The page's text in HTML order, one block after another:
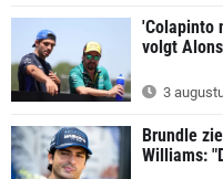
'Colapinto
volgt
3
Brundle
Williams: